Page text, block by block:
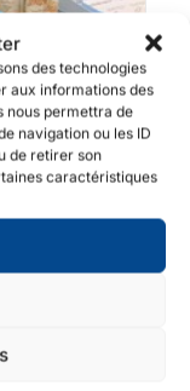
des technologies
aux informations des
nous permettra de
navigation ou les ID
de retirer son
caractéristiques